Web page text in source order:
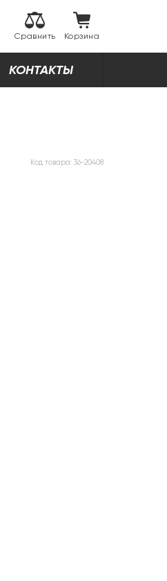
Сравнить Корзина
КОНТАКТЫ
Код товара: 36-20408